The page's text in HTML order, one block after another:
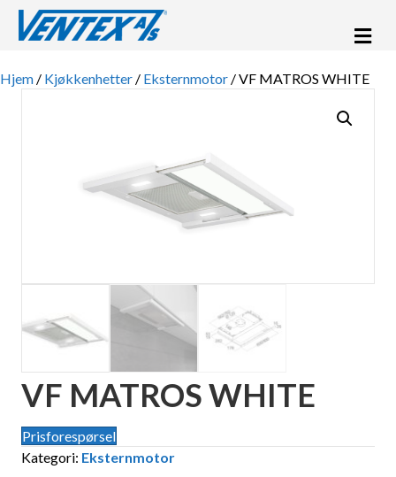
Hjem / Kjøkkenhetter / Eksternmotor / VF MATROS WHITE
VF MATROS WHITE
Prisforespørsel
Kategori: Eksternmotor